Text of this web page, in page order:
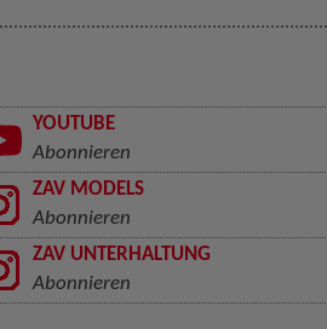
YOUTUBE
Abonnieren
ZAV MODELS
Abonnieren
ZAV UNTERHALTUNG
Abonnieren